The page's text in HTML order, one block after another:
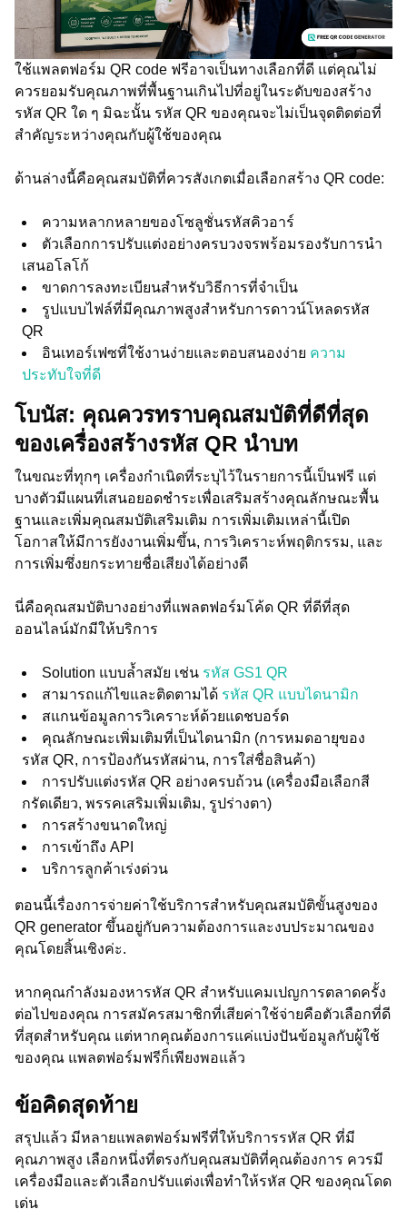
ใช้แพลตฟอร์ม QR code ฟรีอาจเป็นทางเลือกที่ดี แต่คุณไม่
ควรยอมรับคุณภาพที่พื้นฐานเกินไปที่อยู่ในระดับของสร้าง
รหัส QR ใด ๆ มิฉะนั้น รหัส QR ของคุณจะไม่เป็นจุดติดต่อที่
สำคัญระหว่างคุณกับผู้ใช้ของคุณ
ด้านล่างนี้คือคุณสมบัติที่ควรสังเกตเมื่อเลือกสร้าง QR code:
ความหลากหลายของโซลูชั่นรหัสคิวอาร์
ตัวเลือกการปรับแต่งอย่างครบวงจรพร้อมรองรับการนำ
เสนอโลโก้
ขาดการลงทะเบียนสำหรับวิธีการที่จำเป็น
รูปแบบไฟล์ที่มีคุณภาพสูงสำหรับการดาวน์โหลดรหัส
QR
อินเทอร์เฟซที่ใช้งานง่ายและตอบสนองง่าย ความ
ประทับใจที่ดี
โบนัส: คุณควรทราบคุณสมบัติที่ดีที่สุด
ของเครื่องสร้างรหัส QR นำบท
ในขณะที่ทุกๆ เครื่องกำเนิดที่ระบุไว้ในรายการนี้เป็นฟรี แต่
บางตัวมีแผนที่เสนอยอดชำระเพื่อเสริมสร้างคุณลักษณะพื้น
ฐานและเพิ่มคุณสมบัติเสริมเติม การเพิ่มเติมเหล่านี้เปิด
โอกาสให้มีการยังงานเพิ่มขึ้น, การวิเคราะห์พฤติกรรม, และ
การเพิ่มซึ่งยกระทายชื่อเสียงได้อย่างดี
นี่คือคุณสมบัติบางอย่างที่แพลตฟอร์มโค้ด QR ที่ดีที่สุด
ออนไลน์มักมีให้บริการ
Solution แบบล้ำสมัย เช่น รหัส GS1 QR
สามารถแก้ไขและติดตามได้ รหัส QR แบบไดนามิก
สแกนข้อมูลการวิเคราะห์ด้วยแดชบอร์ด
คุณลักษณะเพิ่มเติมที่เป็นไดนามิก (การหมดอายุของ
รหัส QR, การป้องกันรหัสผ่าน, การใส่ชื่อสินค้า)
การปรับแต่งรหัส QR อย่างครบถ้วน (เครื่องมือเลือกสี
กรัดเดียว, พรรคเสริมเพิ่มเติม, รูปร่างตา)
การสร้างขนาดใหญ่
การเข้าถึง API
บริการลูกค้าเร่งด่วน
ตอนนี้เรื่องการจ่ายค่าใช้บริการสำหรับคุณสมบัติขั้นสูงของ
QR generator ขึ้นอยู่กับความต้องการและงบประมาณของ
คุณโดยสิ้นเชิงค่ะ.
หากคุณกำลังมองหารหัส QR สำหรับแคมเปญการตลาดครั้ง
ต่อไปของคุณ การสมัครสมาชิกที่เสียค่าใช้จ่ายคือตัวเลือกที่ดี
ที่สุดสำหรับคุณ แต่หากคุณต้องการแค่แบ่งปันข้อมูลกับผู้ใช้
ของคุณ แพลตฟอร์มฟรีก็เพียงพอแล้ว
ข้อคิดสุดท้าย
สรุปแล้ว มีหลายแพลตฟอร์มฟรีที่ให้บริการรหัส QR ที่มี
คุณภาพสูง เลือกหนึ่งที่ตรงกับคุณสมบัติที่คุณต้องการ ควรมี
เครื่องมือและตัวเลือกปรับแต่งเพื่อทำให้รหัส QR ของคุณโดด
เด่น